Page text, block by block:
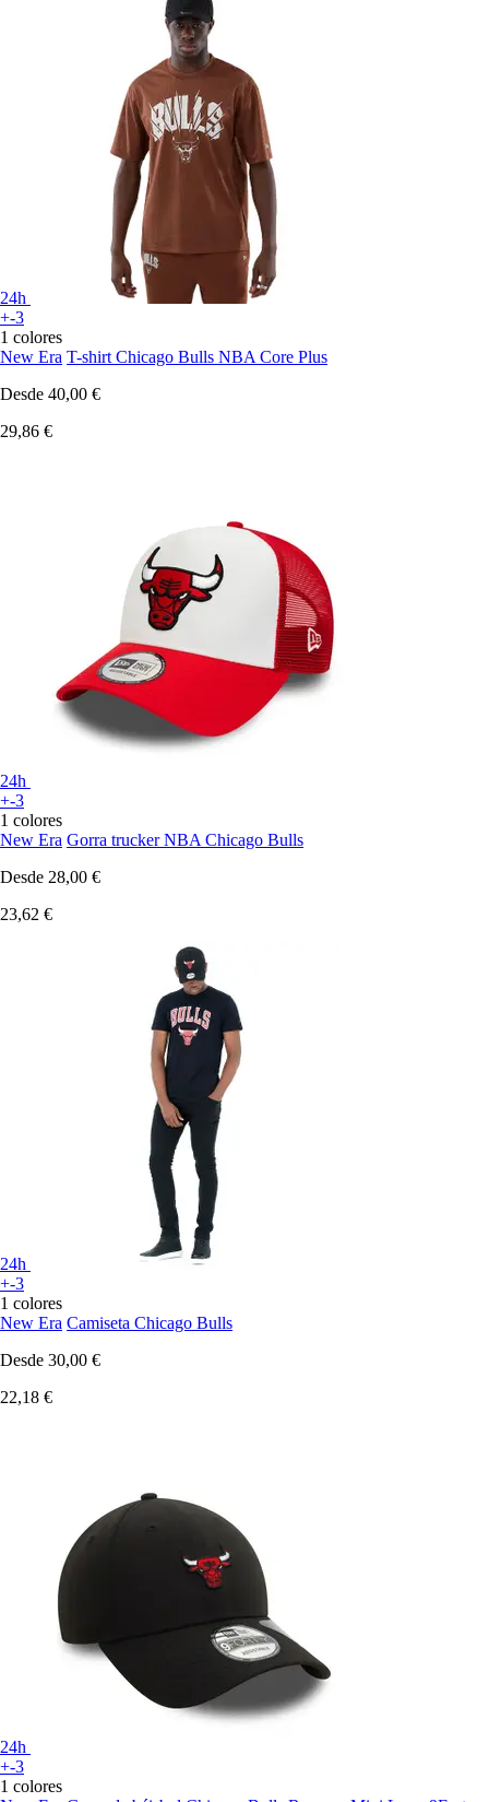
24h
+-3
1 colores
New Era T-shirt Chicago Bulls NBA Core Plus
Desde 40,00 €
29,86 €
24h
+-3
1 colores
New Era Gorra trucker NBA Chicago Bulls
Desde 28,00 €
23,62 €
24h
+-3
1 colores
New Era Camiseta Chicago Bulls
Desde 30,00 €
22,18 €
24h
+-3
1 colores